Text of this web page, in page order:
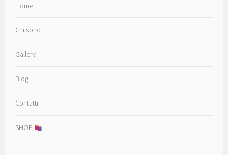
Home
Chi sono
Gallery
Blog
Contatti
SHOP